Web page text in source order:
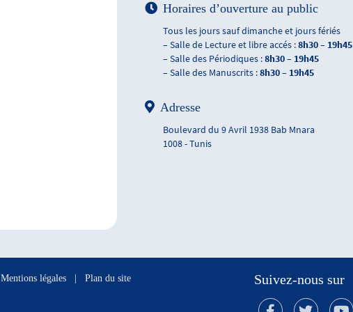
Horaires d’ouverture au public
Tous les jours sauf dimanche et jours fériés
– Salle de Lecture et libre accés :8h30 – 19h45
– Salle des Périodiques :8h30 – 19h45
– Salle des Manuscrits :8h30 – 19h45
Adresse
Boulevard du 9 Avril 1938 Bab Mnara
1008 - Tunis
Mentions légales Plan du site Suivez-nous sur